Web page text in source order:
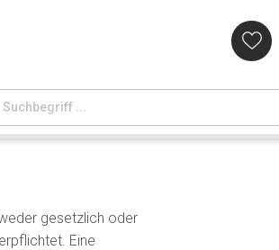
gesetzlich oder
Eine